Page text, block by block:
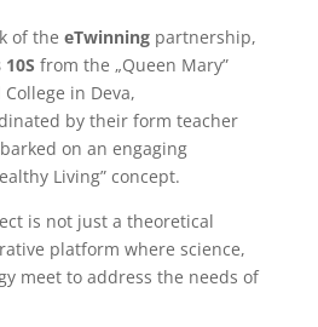
of the eTwinningpartnership,
10S from the „Queen Mary”
in Deva,
by their form teacher
on an engaging
Living” concept.
is not just a theoretical
platform where science,
meet to address the needs of